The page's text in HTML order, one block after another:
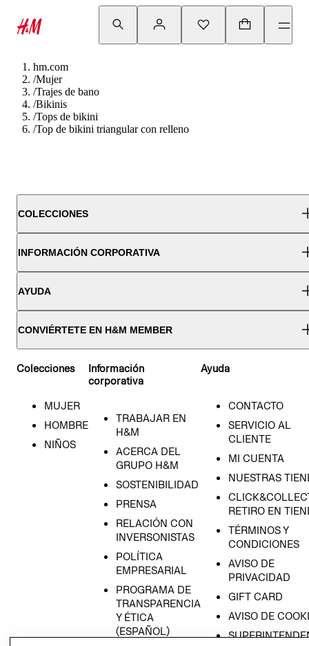
hm.com
/Mujer
/Trajes de bano
/Bikinis
/Tops de bikini
/Top de bikini triangular con relleno
COLECCIONES
INFORMACIÓN CORPORATIVA
AYUDA
CONVIÉRTETE EN H&M MEMBER
Colecciones
MUJER
HOMBRE
NIÑOS
Información
corporativa
TRABAJAR EN
H&M
ACERCA DEL
GRUPO H&M
SOSTENIBILIDAD
PRENSA
RELACIÓN CON
INVERSONISTAS
POLÍTICA
EMPRESARIAL
PROGRAMA DE
TRANSPARENCIA
Y ÉTICA
(ESPAÑOL)
Ayuda
CONTACTO
SERVICIO AL
CLIENTE
MI CUENTA
NUESTRAS
RETIRO EN
TÉRMINOS Y
CONDICIONES
AVISO DE
PRIVACIDAD
GIFT CARD
AVISO DE